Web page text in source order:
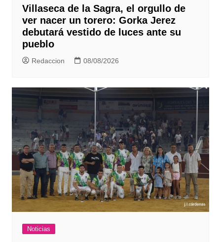
Villaseca de la Sagra, el orgullo de
ver nacer un torero: Gorka Jerez
debutará vestido de luces ante su
pueblo
Redaccion 08/08/2026
Noticias